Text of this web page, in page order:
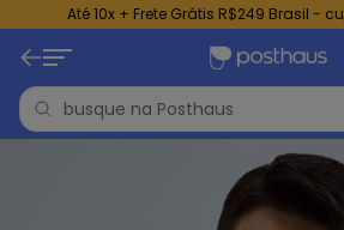
Até 10x + Frete Grátis R$249 Brasil -